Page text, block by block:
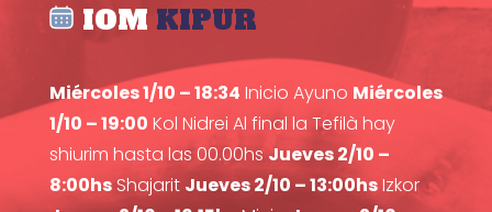
IOM KIPUR
Miércoles 1/10 – 18:34 Inicio Ayuno Miércoles
1/10 – 19:00 Kol Nidrei Al final la Tefilà hay
shiurim hasta las 00.00hsJueves 2/10 –
8:00hsShajarit Jueves 2/10 – 13:00hsIzkor